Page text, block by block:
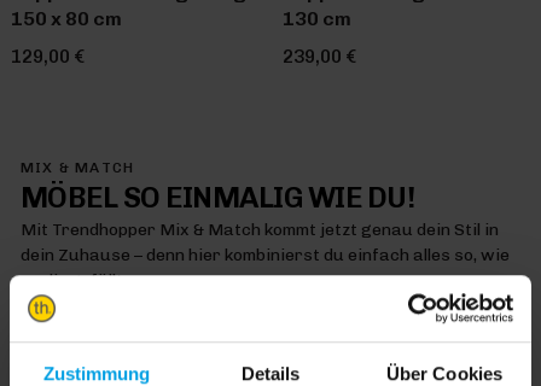
Zustimmung Details Über Cookies
150 x 80 cm
129,00 €
130 cm
239,00 €
MIX & MATCH
MÖBEL SO EINMALIG WIE DU!
Mit Trendhopper Mix & Match kommt jetzt genau dein Stil in
dein Zuhause – denn hier kombinierst du einfach alles so, wie
es dir gefällt
MIX & MATCH DICH HAPPY